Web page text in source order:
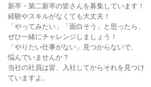
新卒・第二新卒の皆さんを募集しています！
経験やスキルがなくても大丈夫！
「やってみたい」「面白そう」と思ったら、
ぜひ一緒にチャレンジしましょう！
「やりたい仕事がない」見つからないで、
悩んでいませんか？
当社の社員は皆、入社してからそれを見つけ
ていますよ。